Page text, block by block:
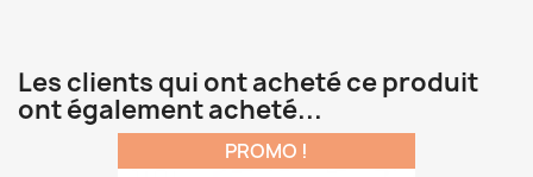
Les clients qui ont acheté ce produit
ont également acheté...
PROMO !